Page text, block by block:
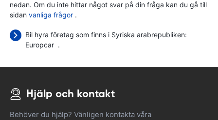
nedan. Om du inte hittar något svar på din fråga kan du gå till
sidan vanliga frågor .
Bil hyra företag som finns i Syriska arabrepubliken:
Europcar .
Hjälp och kontakt
Behöver du hjälp? Vänligen kontakta våra